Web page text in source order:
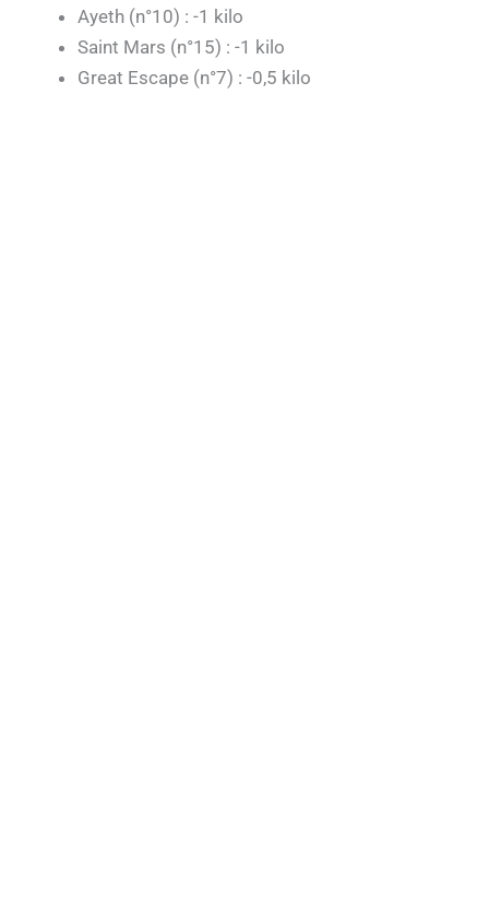
Ayeth (n°10) : -1 kilo
Saint Mars (n°15) : -1 kilo
Great Escape (n°7) : -0,5 kilo